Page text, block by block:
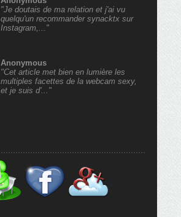
"Je doutais de ma relation et j'ai vu
quelqu'un recommander synacktx sur
Instagram,..."
Anonymous
"Cet article met bien en lumière les
multiples facettes de la webcam sexy,
et je suis d'..."